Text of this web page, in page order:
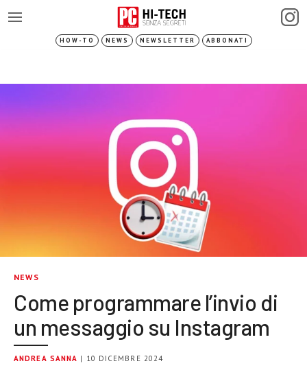
HOW-TO NEWS NEWSLETTER ABBONATI
NEWS
Come programmare l’invio di
un messaggio su Instagram
ANDREA SANNA | 10 DICEMBRE 2024